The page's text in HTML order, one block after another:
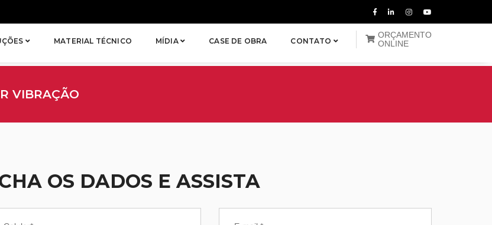
MATERIAL TÉCNICO MÍDIA CASE DE OBRA CONTATO
ORÇAMENTO
ONLINE
VIBRAÇÃO
OS DADOS E ASSISTA